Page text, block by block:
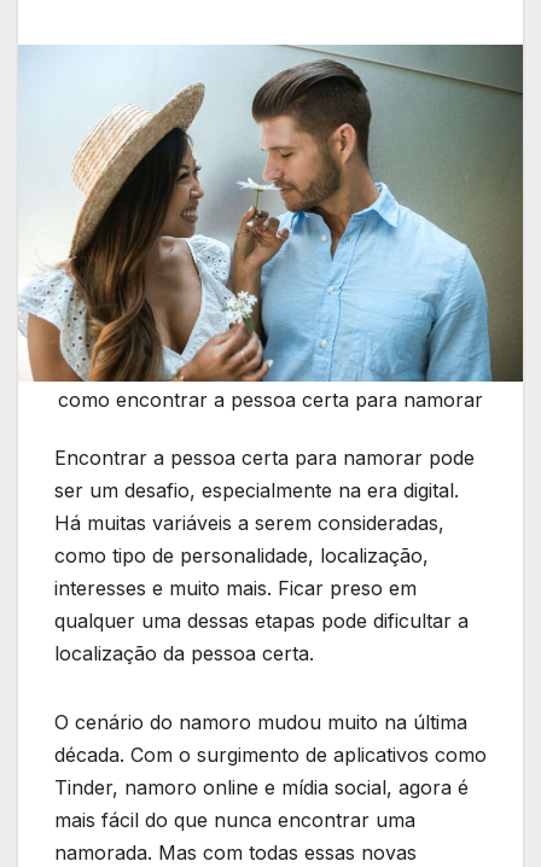
como encontrar a pessoa certa para namorar
Encontrar a pessoa certa para namorar pode
ser um desafio, especialmente na era digital.
Há muitas variáveis a serem consideradas,
como tipo de personalidade, localização,
interesses e muito mais. Ficar preso em
qualquer uma dessas etapas pode dificultar a
localização da pessoa certa.
O cenário do namoro mudou muito na última
década. Com o surgimento de aplicativos como
Tinder, namoro online e mídia social, agora é
mais fácil do que nunca encontrar uma
namorada. Mas com todas essas novas